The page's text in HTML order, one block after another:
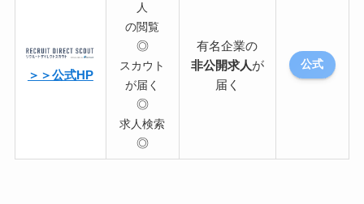
＞＞公式HP
人
の閲覧
◎
スカウト
が届く
◎
求人検索
◎
有名企業の
非公開求人が
届く
公式